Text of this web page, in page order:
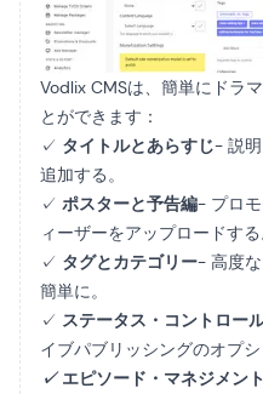
Vodlix CMSは、簡単にドラ
とができます：
✓ タイトルとあらすじ- 説
追加する。
✓ ポスターと予告編- プロ
ィーザーをアップロードする
✓ タグとカテゴリー- 高度
簡単に。
✓ ステータス・コントロー
イブパブリッシングのオプシ
✓エピソード・マネジメント